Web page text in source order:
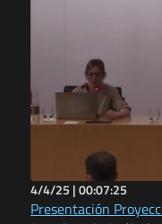
4/4/25 |00:07:25
Presentación